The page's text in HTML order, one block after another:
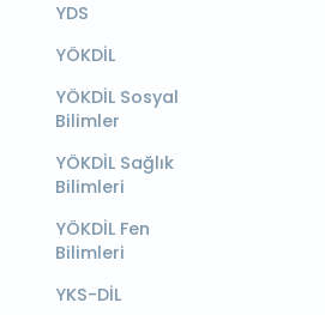
YDS
YÖKDİL
YÖKDİL Sosyal
Bilimler
YÖKDİL Sağlık
Bilimleri
YÖKDİL Fen
Bilimleri
YKS-DİL